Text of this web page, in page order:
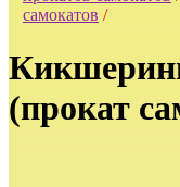
самокатов /
(прокат